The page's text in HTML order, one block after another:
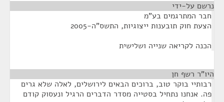
נרשם על-ידי
חבר המתרגמים בע"מ
הצעת חוק תובענות ייצוגיות, התשס"ה-2005
הכנה לקריאה שנייה ושלישית
היו"ר רשף חן
רבותיי בוקר טוב, ברוכים הבאים לירושלים, לאלה שלא גרים
פה. אנחנו נתחיל בסטייה מסדר הדברים הרגיל ונעסוק קודם